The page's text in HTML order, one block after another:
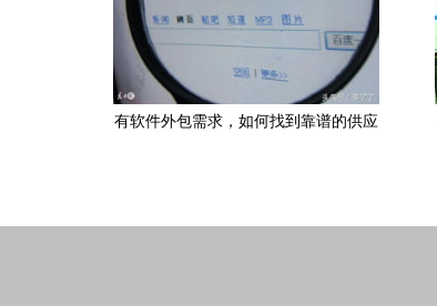
有软件外包需求，如何找到靠谱的供应